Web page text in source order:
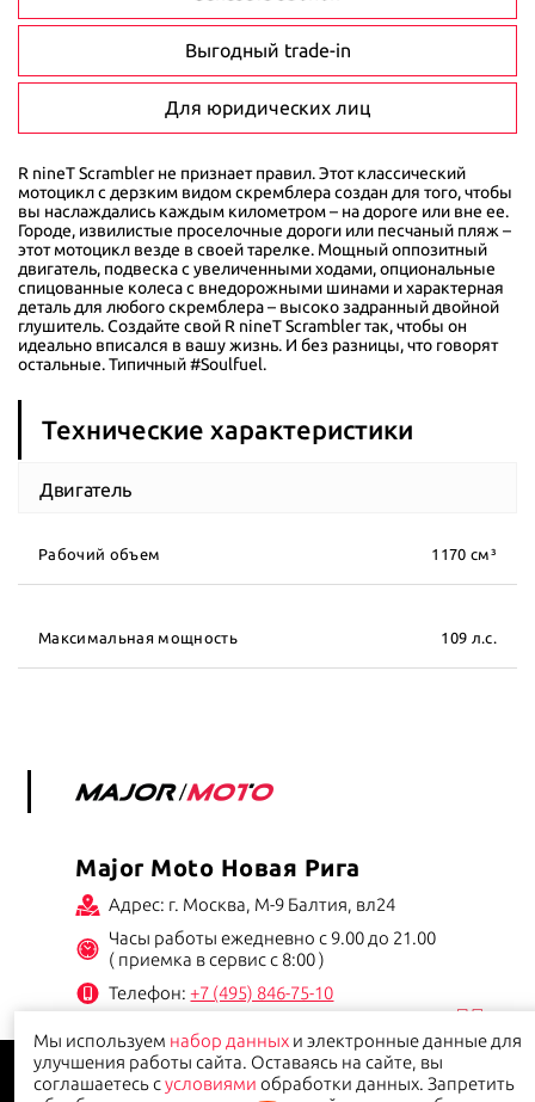
Мы используем набор данных и электронные данные для
улучшения работы сайта. Оставаясь на сайте, вы
соглашаетесь сусловиями обработки данных. Запретить
Выгодный trade-in
Для юридических лиц
R nineT Scramblerне признает правил. Этот классический
мотоцикл с дерзким видом скремблера создан для того, чтобы
вы наслаждались каждым километром – на дороге или вне ее.
Городе, извилистые проселочные дороги или песчаный пляж –
этот мотоцикл везде в своей тарелке. Мощный оппозитный
двигатель, подвеска с увеличенными ходами, опциональные
спицованные колеса с внедорожными шинами и характерная
деталь для любого скремблера – высоко задранный двойной
глушитель. Создайте свой R nineT Scramblerтак, чтобы он
идеально вписался в вашу жизнь. И без разницы, что говорят
остальные. Типичный #Soulfuel.
Технические характеристики
Двигатель
Рабочий объем 1170 см³
Максимальная мощность 109 л.с.
Major Moto Новая Рига
Адрес: г. Москва, М-9 Балтия, вл24
Часы работы ежедневно с 9.00 до 21.00
( приемка в сервис с 8:00 )
Телефон:+7 (495) 846-75-10
Данный сайт носит информационно-справочный характер и ни при каких условиях не
является публичной офертой.
Политика конфиденциальности